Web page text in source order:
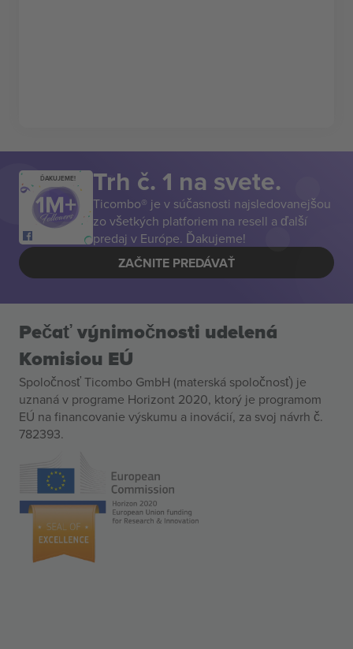
ĎAKUJEME! Trh č. 1 na svete.
Ticombo® je v súčasnosti najsledovanejšou
zo všetkých platforiem na resell a ďalší
predaj v Európe. Ďakujeme!
ZAČNITE PREDÁVAŤ
Pečať výnimočnosti udelená
Komisiou EÚ
Spoločnosť Ticombo GmbH (materská spoločnosť) je
uznaná v programe Horizont 2020, ktorý je programom
EÚ na financovanie výskumu a inovácií, za svoj návrh č.
782393.